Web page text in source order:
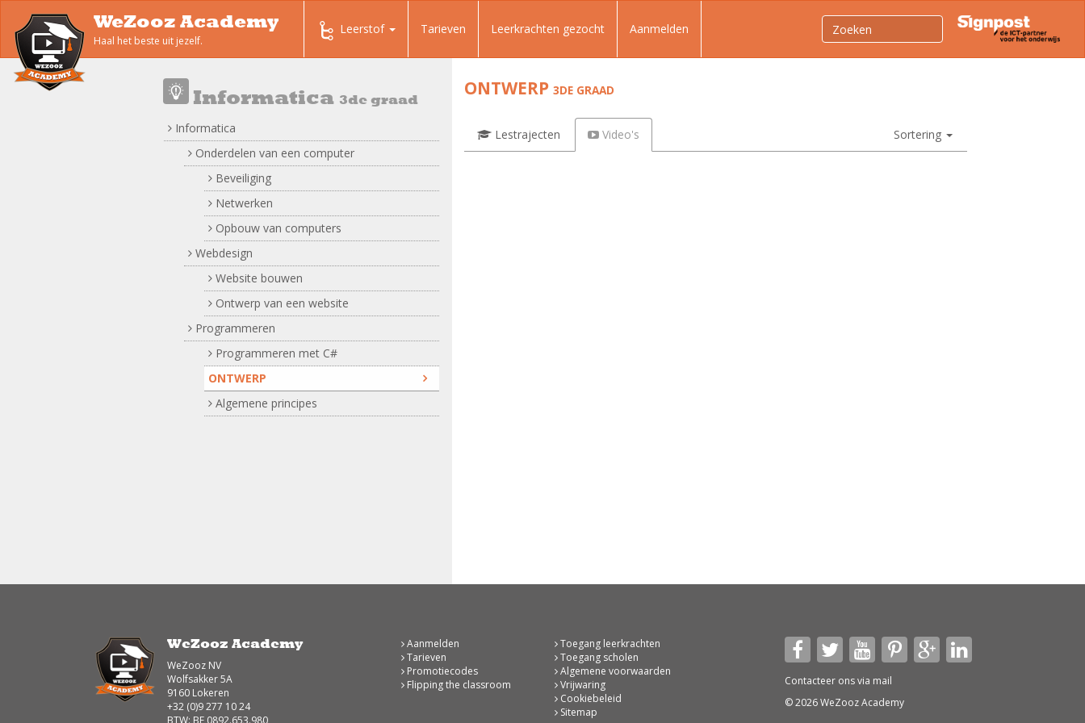
WeZooz Academy
Haal het beste uit jezelf.
Leerstof Tarieven Leerkrachten gezocht Aanmelden
Informatica 3de graad
Informatica
Onderdelen van een computer
Beveiliging
Netwerken
Opbouw van computers
Webdesign
Website bouwen
Ontwerp van een website
Programmeren
Programmeren met C#
ONTWERP
Algemene principes
ONTWERP 3DE GRAAD
Lestrajecten Video's Sortering
WeZooz Academy
WeZooz NV
Wolfsakker 5A
9160 Lokeren
+32 (0)9 277 10 24
BTW: BE 0892.653.980
Aanmelden
Tarieven
Promotiecodes
Flipping the classroom
Toegang leerkrachten
Toegang scholen
Algemene voorwaarden
Vrijwaring
Cookiebeleid
Sitemap
Contacteer ons via mail
© 2026 WeZooz Academy